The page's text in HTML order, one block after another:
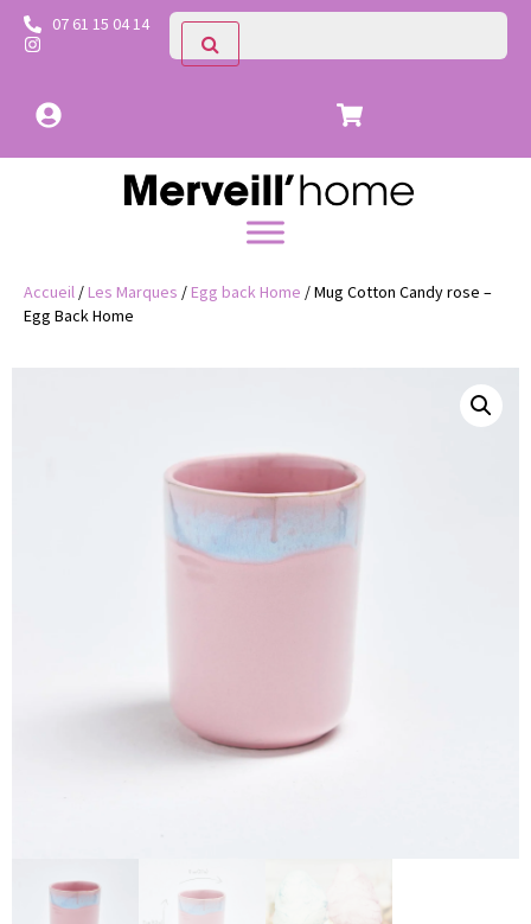
07 61 15 04 14
Accueil /Les Marques /Egg back Home / Mug Cotton Candy rose –
Egg Back Home